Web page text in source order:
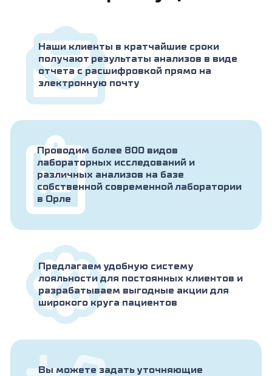
Наши клиенты в кратчайшие сроки
получают результаты анализов в виде
отчета с расшифровкой прямо на
электронную почту
Проводим более 800 видов
лабораторных исследований и
различных анализов на базе
собственной современной лаборатории
в Орле
Предлагаем удобную систему
лояльности для постоянных клиентов и
разрабатываем выгодные акции для
широкого круга пациентов
Вы можете задать уточняющие